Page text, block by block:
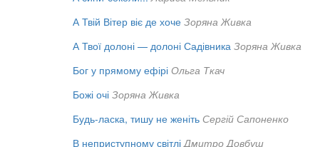
А Твій Вітер віє де хоче Зоряна Живка
А Твої долоні — долоні Садівника Зоряна Живка
Бог у прямому ефірі Ольга Ткач
Божі очі Зоряна Живка
Будь-ласка, тишу не женіть Сергій Сапоненко
В неприступному світлі Дмитро Довбуш